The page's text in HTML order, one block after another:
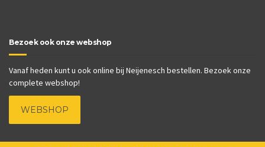
Bezoek ook onze webshop
Vanaf heden kunt u ook online bij Neijenesch bestellen. Bezoek onze
complete webshop!
WEBSHOP